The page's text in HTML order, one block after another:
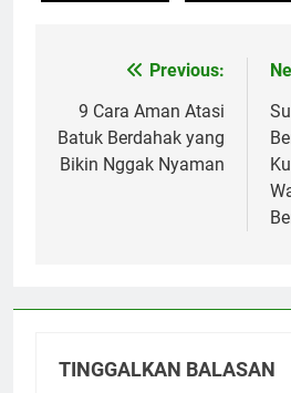
Navigasi
pos
Previous:
9 Cara Aman Atasi
Batuk Berdahak yang
Bikin Nggak Nyaman
TINGGALKAN BALASAN